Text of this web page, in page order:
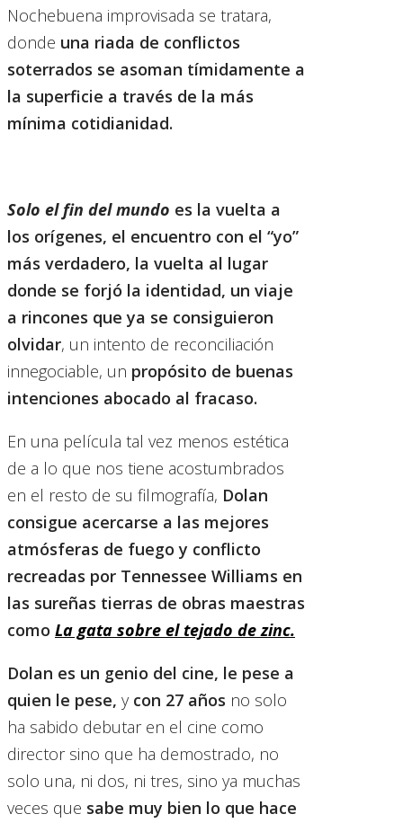
Nochebuena improvisada se tratara,
donde una riada de conflictos
soterrados se asoman tímidamente a
la superficie a través de la más
mínima cotidianidad.
Solo el fin del mundo es la vuelta a
los orígenes, el encuentro con el “yo”
más verdadero, la vuelta al lugar
donde se forjó la identidad, un viaje
a rincones que ya se consiguieron
olvidar, un intento de reconciliación
innegociable, un propósito de buenas
intenciones abocado al fracaso.
En una película tal vez menos estética
de a lo que nos tiene acostumbrados
en el resto de su filmografía, Dolan
consigue acercarse a las mejores
atmósferas de fuego y conflicto
recreadas por Tennessee Williams en
las sureñas tierras de obras maestras
como La gata sobre el tejado de zinc.
Dolan es un genio del cine, le pese a
quien le pese, y con 27 años no solo
ha sabido debutar en el cine como
director sino que ha demostrado, no
solo una, ni dos, ni tres, sino ya muchas
veces que sabe muy bien lo que hace